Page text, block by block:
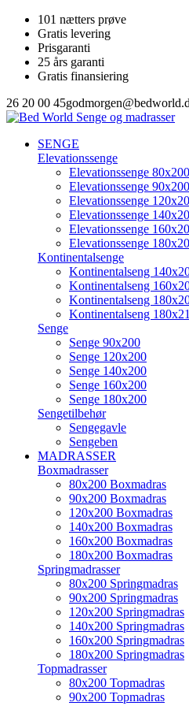
101 nætters prøve
Gratis levering
Prisgaranti
25 års garanti
Gratis finansiering
26 20 00 45
SENGE
Elevationssenge
Elevationssenge 80x200
Elevationssenge 90x200
Elevationssenge
Elevationssenge
Elevationssenge
Elevationssenge
Kontinentalsenge
Kontinentalseng
Kontinentalseng
Kontinentalseng
Kontinentalseng
Senge
Senge 90x200
Senge 120x200
Senge 140x200
Senge 160x200
Senge 180x200
Sengetilbehør
Sengegavle
Sengeben
MADRASSER
Boxmadrasser
80x200 Boxmadras
90x200 Boxmadras
120x200 Boxmadras
140x200 Boxmadras
160x200 Boxmadras
180x200 Boxmadras
Springmadrasser
80x200 Springmadras
90x200 Springmadras
120x200 Springmadras
140x200 Springmadras
160x200 Springmadras
180x200 Springmadras
Topmadrasser
80x200 Topmadras
90x200 Topmadras